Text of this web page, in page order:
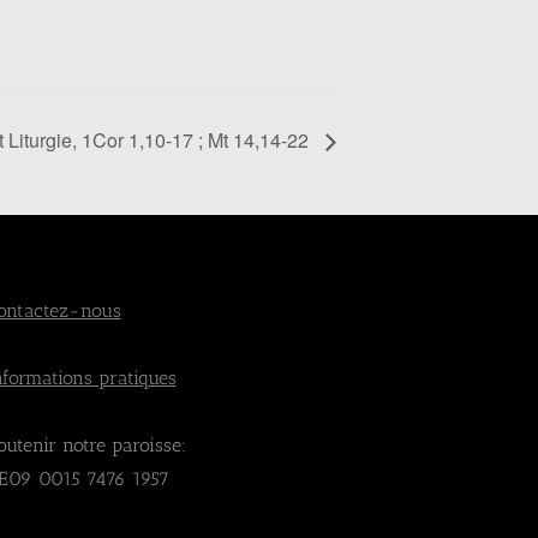
Liturgie, 1Cor 1,10-17 ; Mt 14,14-22
nous
pratiques
notre paroisse:
0015 7476 1957